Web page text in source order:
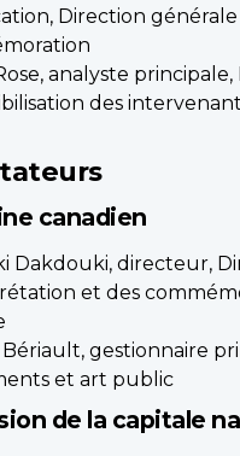
Direction
analyste principale,
des
canadien
Dakdouki, directeur,
et des
gestionnaire
et art public
de la capitale